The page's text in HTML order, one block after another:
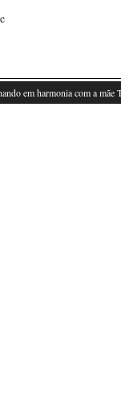
em harmonia com a mãe